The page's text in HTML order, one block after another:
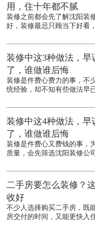
用，住十年都不腻
装修之前都会先了解沈阳装
好，装修最忌只顾当下好看
装修中这3种做法，早
了，谁做谁后悔
装修是件费心费力的事，不
统经验，却不知有些做法早
装修中这4种做法，早
了，谁做谁后悔
装修是件费心又费钱的事，
质量，会先筛选沈阳装修公
二手房要怎么装修？
收好
不少人选择购买二手房，既
房交付的时间，又能更快入